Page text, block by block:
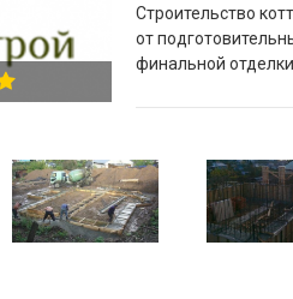
Строительство
от
финальной